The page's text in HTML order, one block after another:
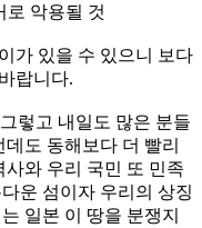
로 악용될 것
가 있을 수 있으니 보다
랍니다.
렇고 내일도 많은 분들
도 동해보다 더 빨리
와 우리 국민 또 민족
운 섬이자 우리의 상징
일본 이 땅을 분쟁지